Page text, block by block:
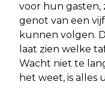
voor hun gasten,
genot van een
kunnen volgen.
laat zien welke
Wacht niet te
het weet, is alles